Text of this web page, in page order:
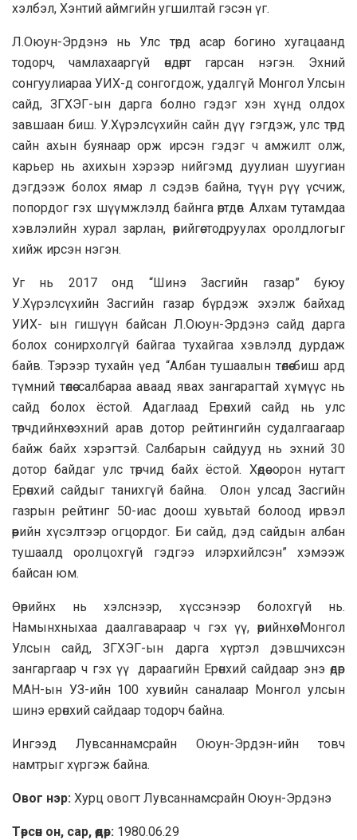
хэлбэл, Хэнтий аймгийн угшилтай гэсэн үг.
Л.Оюун-Эрдэнэ нь Улс төрд асар богино хугацаанд
тодорч, чамлахааргүй өндөрт гарсан нэгэн. Эхний
сонгуулиараа УИХ-д сонгогдож, удалгүй Монгол Улсын
сайд, ЗГХЭГ-ын дарга болно гэдэг хэн хүнд олдох
завшаан биш. У.Хүрэлсүхийн сайн дүү гэгдэж, улс төрд
сайн ахын буянаар орж ирсэн гэдэг ч амжилт олж,
карьер нь ахихын хэрээр нийгэмд дуулиан шуугиан
дэгдээж болох ямар л сэдэв байна, түүн рүү үсчиж,
попордог гэх шүүмжлэлд байнга өртдөг. Алхам тутамдаа
хэвлэлийн хурал зарлан, өөрийгөө тодруулах оролдлогыг
хийж ирсэн нэгэн.
Уг нь 2017 онд “Шинэ Засгийн газар” буюу
У.Хүрэлсүхийн Засгийн газар бүрдэж эхэлж байхад
УИХ- ын гишүүн байсан Л.Оюун-Эрдэнэ сайд дарга
болох сонирхолгүй байгаа тухайгаа хэвлэлд дурдаж
байв. Тэрээр тухайн үед “Албан тушаалын төлөө биш ард
түмний төлөө салбараа аваад явах зангарагтай хүмүүс нь
сайд болох ёстой. Адаглаад Ерөнхий сайд нь улс
төрчдийнхөө эхний арав дотор рейтингийн судалгаагаар
байж байх хэрэгтэй. Салбарын сайдууд нь эхний 30
дотор байдаг улс төрчид байх ёстой. Хөдөө орон нутагт
Ерөнхий сайдыг танихгүй байна. Олон улсад Засгийн
газрын рейтинг 50-иас доош хувьтай болоод ирвэл
өөрийн хүсэлтээр огцордог. Би сайд, дэд сайдын албан
тушаалд оролцохгүй гэдгээ илэрхийлсэн” хэмээж
байсан юм.
Өөрийнх нь хэлснээр, хүссэнээр болохгүй нь.
Намынхныхаа даалгавараар ч гэх үү, өөрийнхөө Монгол
Улсын сайд, ЗГХЭГ-ын дарга хүртэл дэвшчихсэн
зангаргаар ч гэх үү дараагийн Ерөнхий сайдаар энэ өдөр
МАН-ын УЗ-ийн 100 хувийн саналаар Монгол улсын
шинэ ерөнхий сайдаар тодорч байна.
Ингээд Лувсаннамсрайн Оюун-Эрдэн-ийн товч
намтрыг хүргэж байна.
Овог нэр: Хурц овогт Лувсаннамсрайн Оюун-Эрдэнэ
Төрсөн он, сар, өдөр: 1980.06.29